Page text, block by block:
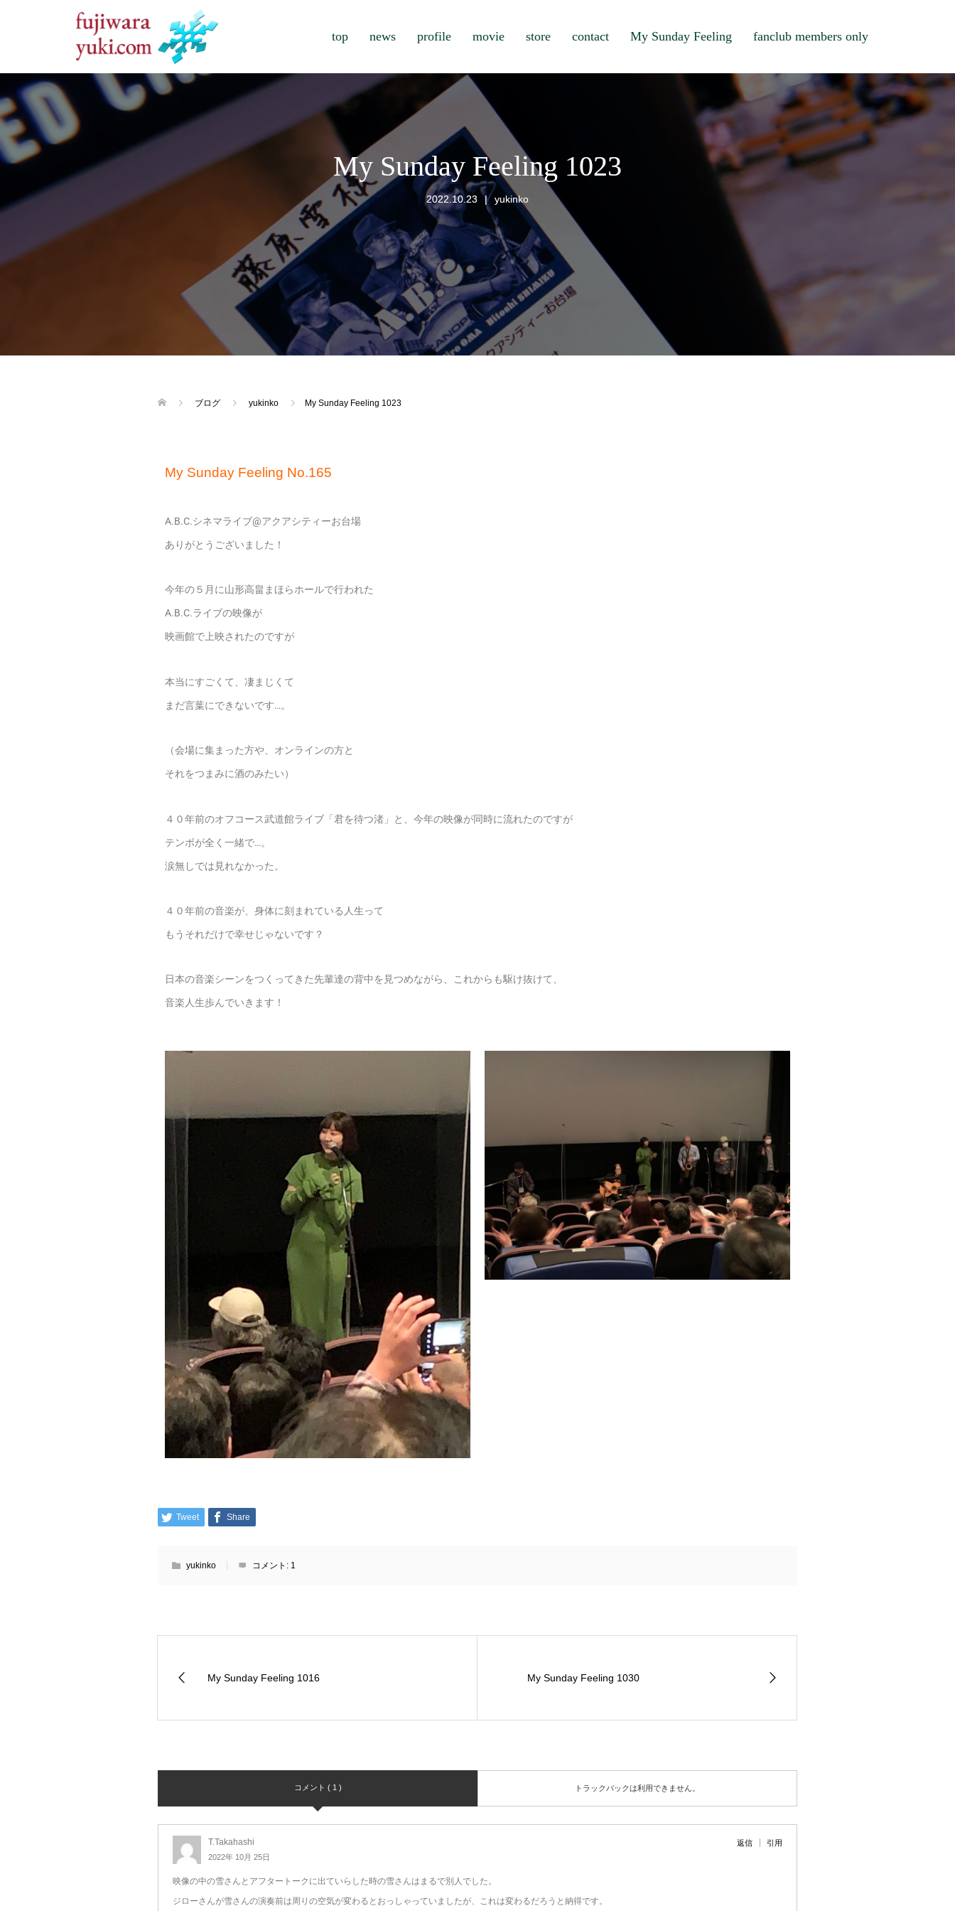
top news profile movie store contact My Sunday Feeling fanclub members only
My Sunday Feeling 1023
2022.10.23 yukinko
ブログ yukinko My Sunday Feeling 1023
My Sunday Feeling No.165
A.B.C.シネマライブ@アクアシティーお台場
ありがとうございました！
今年の５月に山形高畠まほらホールで行われた
A.B.C.ライブの映像が
映画館で上映されたのですが
本当にすごくて、凄まじくて
まだ言葉にできないです…。
（会場に集まった方や、オンラインの方と
それをつまみに酒のみたい）
４０年前のオフコース武道館ライブ「君を待つ渚」と、今年の映像が同時に流れたのですが
テンポが全く一緒で…。
涙無しでは見れなかった。
４０年前の音楽が、身体に刻まれている人生って
もうそれだけで幸せじゃないです？
日本の音楽シーンをつくってきた先輩達の背中を見つめながら、これからも駆け抜けて、
音楽人生歩んでいきます！
Tweet Share
yukinko コメント: 1
My Sunday Feeling 1016 My Sunday Feeling 1030
コメント ( 1 ) トラックバックは利用できません。
T.Takahashi
2022年 10月 25日
返信 引用
映像の中の雪さんとアフタートークに出ていらした時の雪さんはまるで別人でした。
ジローさんが雪さんの演奏前は周りの空気が変わるとおっしゃっていましたが、これは変わるだろうと納得です。